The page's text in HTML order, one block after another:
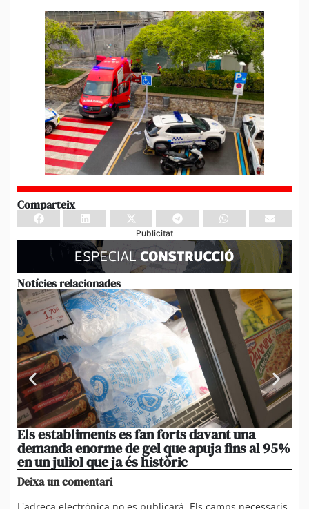
Comparteix
Publicitat
Notícies relacionades
Els establiments es fan forts davant una
demanda enorme de gel que apuja fins al 95%
en un juliol que ja és històric
Deixa un comentari